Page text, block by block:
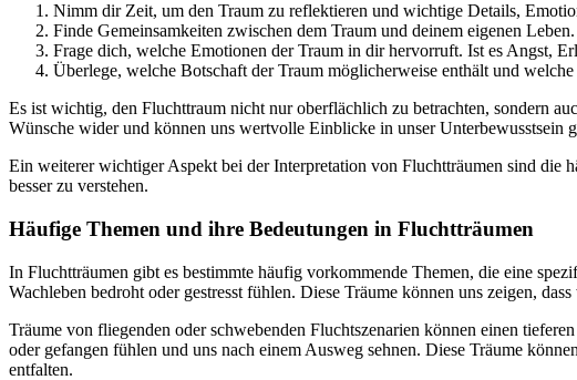
Nimm dir Zeit, um den Traum zu reflektieren und wichtige Details,
Finde Gemeinsamkeiten zwischen dem Traum und deinem eigenen
Frage dich, welche Emotionen der Traum in dir hervorruft. Ist es Angst,
Überlege, welche Botschaft der Traum möglicherweise enthält und
Es ist wichtig, den Fluchttraum nicht nur oberflächlich zu betrachten, sondern
Wünsche wider und können uns wertvolle Einblicke in unser Unterbewusstsein
Ein weiterer wichtiger Aspekt bei der Interpretation von Fluchtträumen sind die
besser zu verstehen.
Häufige Themen und ihre Bedeutungen in Fluchtträumen
In Fluchtträumen gibt es bestimmte häufig vorkommende Themen, die eine
Wachleben bedroht oder gestresst fühlen. Diese Träume können uns zeigen,
Träume von fliegenden oder schwebenden Fluchtszenarien können einen
oder gefangen fühlen und uns nach einem Ausweg sehnen. Diese Träume
entfalten.